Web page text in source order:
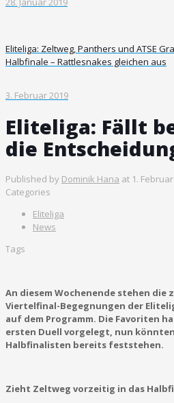
Eliteliga: Zeltweg, Panthers und ATSE
Halbfinale – Rattlesnakes gleichen aus
3. Februar 2019
Eliteliga: Fällt
die
Published by Dominik Hana at 1.
Categories
Eliteliga
News
Tags
An diesem Wochenende stehen die
Viertelfinal-Begegnungen der
auf dem Programm. Die Favoriten
ersten Duell vorgelegt, nun
Halbfinalisten bereits feststehen.
Zieht Zeltweg vorzeitig in das